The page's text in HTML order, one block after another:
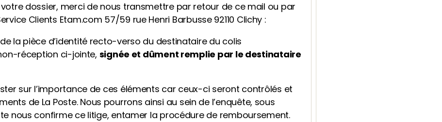
dossier, merci de nous transmettre par retour de ce mail ou par
Clients Etam.com 57/59 rue Henri Barbusse 92110 Clichy :
la pièce d’identité recto-verso du destinataire du colis
réception ci-jointe, signée et dûment remplie par le destinataire
sur l’importance de ces éléments car ceux-ci seront contrôlés et
de La Poste. Nous pourrons ainsi au sein de l’enquête, sous
nous confirme ce litige, entamer la procédure de remboursement.